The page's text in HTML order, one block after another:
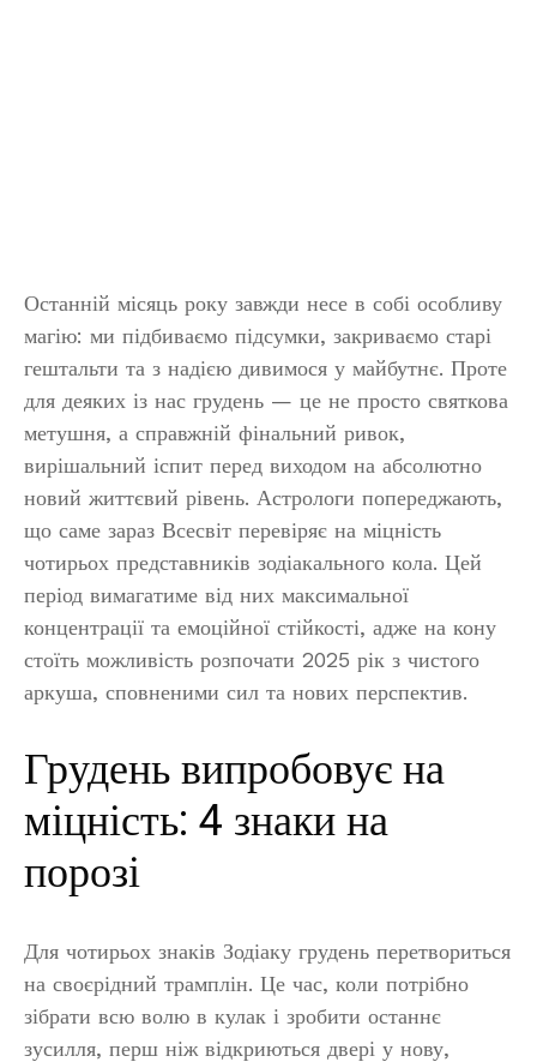
Останній місяць року завжди несе в собі особливу
магію: ми підбиваємо підсумки, закриваємо старі
гештальти та з надією дивимося у майбутнє. Проте
для деяких із нас грудень — це не просто святкова
метушня, а справжній фінальний ривок,
вирішальний іспит перед виходом на абсолютно
новий життєвий рівень. Астрологи попереджають,
що саме зараз Всесвіт перевіряє на міцність
чотирьох представників зодіакального кола. Цей
період вимагатиме від них максимальної
концентрації та емоційної стійкості, адже на кону
стоїть можливість розпочати 2025 рік з чистого
аркуша, сповненими сил та нових перспектив.
Грудень випробовує на
міцність: 4 знаки на
порозі
Для чотирьох знаків Зодіаку грудень перетвориться
на своєрідний трамплін. Це час, коли потрібно
зібрати всю волю в кулак і зробити останнє
зусилля, перш ніж відкриються двері у нову,